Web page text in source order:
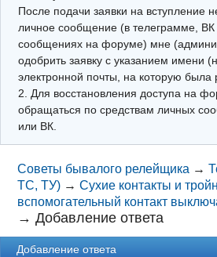
Видео РЗиА
Фотохостинг
Телеграм
После подачи заявки на вступление
личное сообщение (в телеграмме,
сообщениях на форуме) мне
одобрить заявку с указанием имени
электронной почты, на которую была
2. Для восстановления доступа на
обращаться по средствам личных
или ВК.
Советы бывалого релейщика →
ТС, ТУ) →Сухие контакты и
вспомогательный контакт
→Добавление ответа
Добавление ответа